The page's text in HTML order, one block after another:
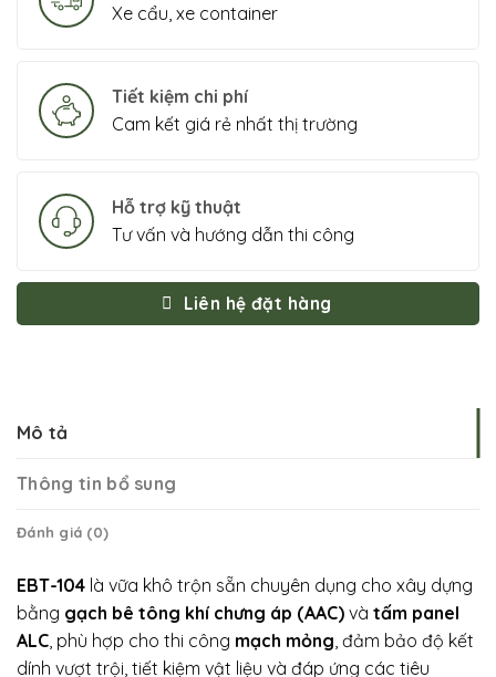
Xe cẩu, xe container
Tiết kiệm chi phí
Cam kết giá rẻ nhất thị trường
Hỗ trợ kỹ thuật
Tư vấn và hướng dẫn thi công
Liên hệ đặt hàng
Mô tả
Thông tin bổ sung
Đánh giá (0)
EBT-104 là vữa khô trộn sẵn chuyên dụng cho xây dựng
bằng gạch bê tông khí chưng áp (AAC) và tấm panel
ALC, phù hợp cho thi công mạch mỏng, đảm bảo độ kết
dính vượt trội, tiết kiệm vật liệu và đáp ứng các tiêu